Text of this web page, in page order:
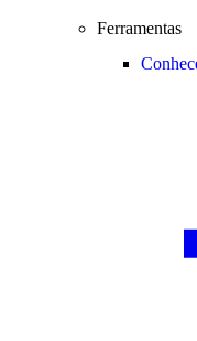
Ferramentas